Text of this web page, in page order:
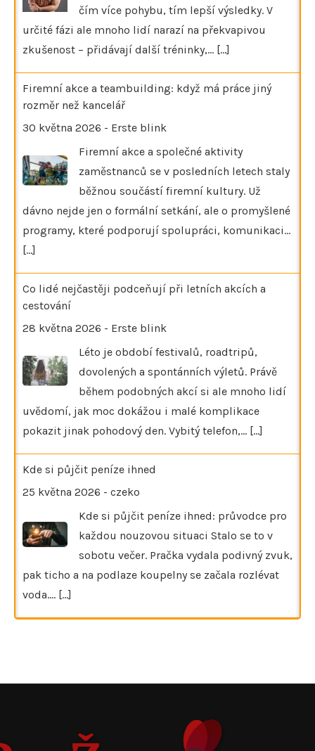
čím více pohybu, tím lepší výsledky. V
určité fázi ale mnoho lidí narazí na překvapivou
zkušenost – přidávají další tréninky,… [...]
Firemní akce a teambuilding: když má práce jiný
rozměr než kancelář
30 května 2026 - Erste blink
Firemní akce a společné aktivity
zaměstnanců se v posledních letech staly
běžnou součástí firemní kultury. Už
dávno nejde jen o formální setkání, ale o promyšlené
programy, které podporují spolupráci, komunikaci…
[...]
Co lidé nejčastěji podceňují při letních akcích a
cestování
28 května 2026 - Erste blink
Léto je období festivalů, roadtripů,
dovolených a spontánních výletů. Právě
během podobných akcí si ale mnoho lidí
uvědomí, jak moc dokážou i malé komplikace
pokazit jinak pohodový den. Vybitý telefon,… [...]
Kde si půjčit peníze ihned
25 května 2026 - czeko
Kde si půjčit peníze ihned: průvodce pro
každou nouzovou situaci Stalo se to v
sobotu večer. Pračka vydala podivný zvuk,
pak ticho a na podlaze koupelny se začala rozlévat
voda.… [...]